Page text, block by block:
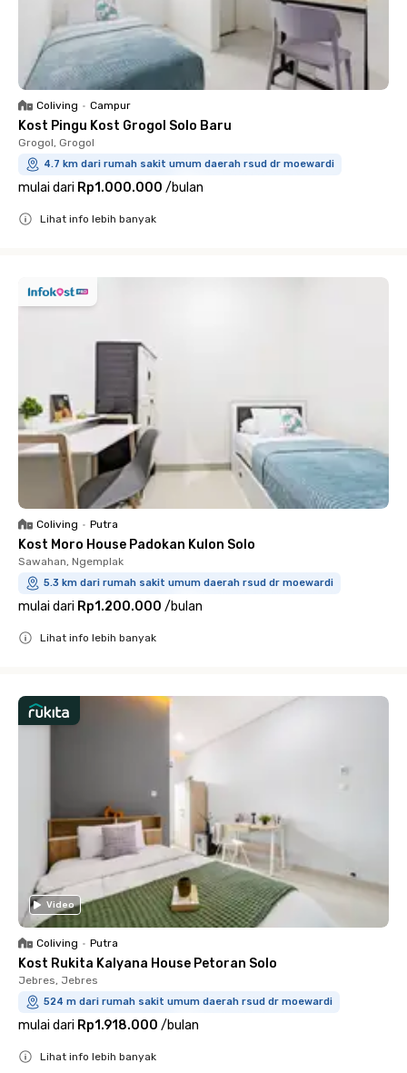
Coliving • Campur
Kost Pingu Kost Grogol Solo Baru
Grogol, Grogol
4.7 km dari rumah sakit umum daerah rsud dr moewardi
mulai dari Rp1.000.000 /bulan
Lihat info lebih banyak
Coliving • Putra
Kost Moro House Padokan Kulon Solo
Sawahan, Ngemplak
5.3 km dari rumah sakit umum daerah rsud dr moewardi
mulai dari Rp1.200.000 /bulan
Lihat info lebih banyak
Video
Coliving • Putra
Kost Rukita Kalyana House Petoran Solo
Jebres, Jebres
524 m dari rumah sakit umum daerah rsud dr moewardi
mulai dari Rp1.918.000 /bulan
Lihat info lebih banyak